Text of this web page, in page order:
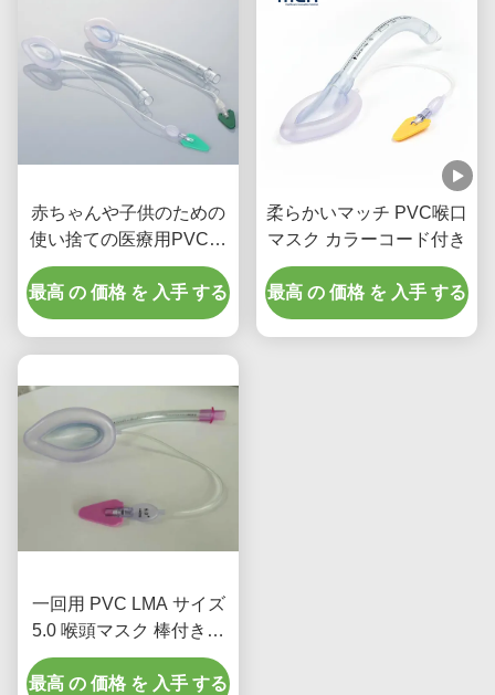
赤ちゃんや子供のための
使い捨ての医療用PVC喉
頭マスク
最高 の 価格 を 入手 する
柔らかいマッチ PVC喉口
マスク カラーコード付き
最高 の 価格 を 入手 する
一回用 PVC LMA サイズ
5.0 喉頭マスク 棒付き成
人の使用のための直管
最高 の 価格 を 入手 する